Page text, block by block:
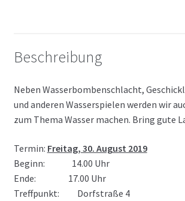
Beschreibung
Neben Wasserbombenschlacht,
und anderen Wasserspielen werden wir
zum Thema Wasser machen. Bring gute
Termin: Freitag, 30. August 2019
Beginn: 14.00 Uhr
Ende: 17.00 Uhr
Treffpunkt: Dorfstraße 4